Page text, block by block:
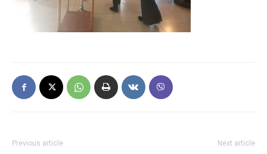
Previous article Next article